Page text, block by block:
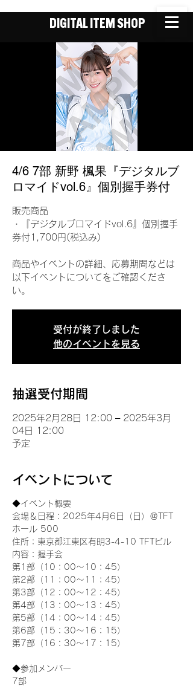
DIGITAL ITEM SHOP
4/6 7部 新野 楓果『デジタルブ
ロマイドvol.6』個別握手券付
販売商品
・『デジタルブロマイドvol.6』個別握手
券付1,700円(税込み)
商品やイベントの詳細、応募期間などは
以下イベントについてをご確認くださ
い。
受付が終了しました
他のイベントを見る
抽選受付期間
2025年2月28日 12:00 – 2025年3月
04日 12:00
予定
イベントについて
◆イベント概要
会場＆日程：2025年4月6日（日）＠TFT
ホール 500
住所：東京都江東区有明3-4-10 TFTビル
内容：握手会
第1部（10：00～10：45）
第2部（11：00～11：45）
第3部（12：00～12：45）
第4部（13：00～13：45）
第5部（14：00～14：45）
第6部（15：30～16：15）
第7部（16：30～17：15）
◆参加メンバー
7部